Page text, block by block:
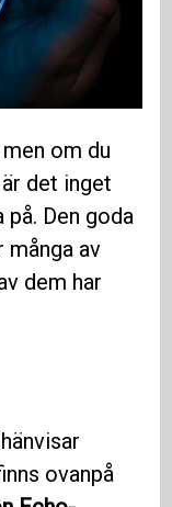
om du
det inget
Den goda
många av
dem har
ovanpå